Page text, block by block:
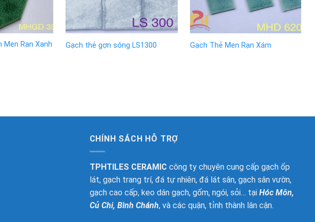
Men Rạn Xanh
Gạch thẻ gợn sóng LS1300 Gạch Thẻ Men Rạn Xám
CHÍNH SÁCH HỖ TRỢ
TPHTILES CERAMIC công ty chuyên cung cấp gạch ốp
lát, gạch trang trí, đá tự nhiên, đá lát sân, gạch sân vườn,
gạch cao cấp, keo dán gạch, gốm, ngói, sỏi… tại Hóc Môn,
Củ Chi, Bình Chánh, và các quận, tỉnh thành lân cận.